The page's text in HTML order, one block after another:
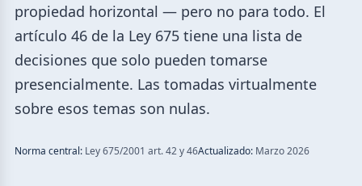
propiedad horizontal — pero no para todo. El
artículo 46 de la Ley 675 tiene una lista de
decisiones que solo pueden tomarse
presencialmente. Las tomadas virtualmente
sobre esos temas son nulas.
Norma central: Ley 675/2001 art. 42 y 46Actualizado: Marzo 2026